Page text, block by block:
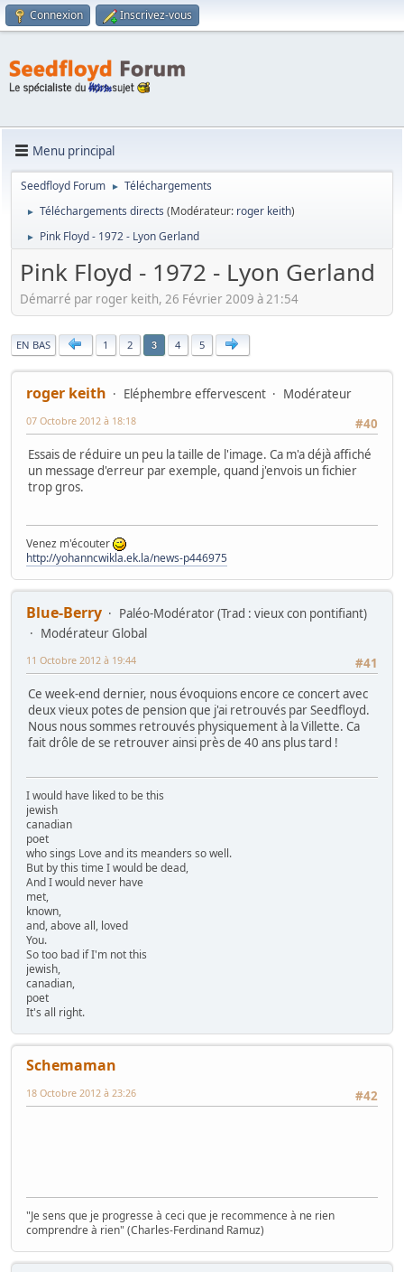
Connexion Inscrivez-vous
Menu principal
Seedfloyd Forum ► Téléchargements
► Téléchargements directs (Modérateur: roger keith)
► Pink Floyd - 1972 - Lyon Gerland
Pink Floyd - 1972 - Lyon Gerland
Démarré par roger keith, 26 Février 2009 à 21:54
|
EN BAS 1 2 3 4 5
roger keith Eléphembre effervescent
Modérateur
#40
07 Octobre 2012 à 18:18
Essais de réduire un peu la taille de l'image. Ca m'a déjà affiché
un message d'erreur par exemple, quand j'envois un fichier
trop gros.
Venez m'écouter
http://yohanncwikla.ek.la/news-p446975
Blue-Berry
Paléo-Modérator (Trad : vieux con pontifiant)
Modérateur Global
#41
11 Octobre 2012 à 19:44
Ce week-end dernier, nous évoquions encore ce concert avec
deux vieux potes de pension que j'ai retrouvés par Seedfloyd.
Nous nous sommes retrouvés physiquement à la Villette. Ca
fait drôle de se retrouver ainsi près de 40 ans plus tard !
I would have liked to be this
jewish
canadian
poet
who sings Love and its meanders so well.
But by this time I would be dead,
And I would never have
met,
known,
and, above all, loved
You.
So too bad if I'm not this
jewish,
canadian,
poet
It's all right.
Schemaman
#42
18 Octobre 2012 à 23:26
"Je sens que je progresse à ceci que je recommence à ne rien
comprendre à rien" (Charles-Ferdinand Ramuz)